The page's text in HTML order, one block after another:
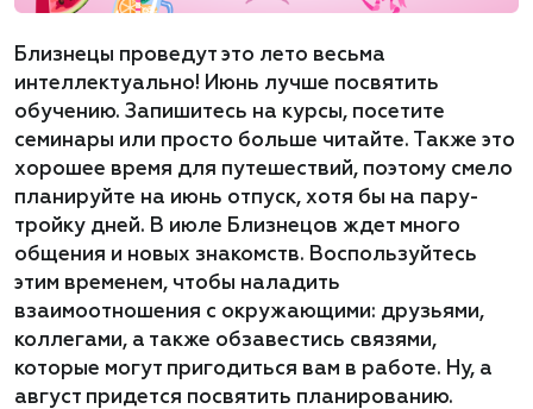
Близнецы проведут это лето весьма
интеллектуально! Июнь лучше посвятить
обучению. Запишитесь на курсы, посетите
семинары или просто больше читайте. Также это
хорошее время для путешествий, поэтому смело
планируйте на июнь отпуск, хотя бы на пару-
тройку дней. В июле Близнецов ждет много
общения и новых знакомств. Воспользуйтесь
этим временем, чтобы наладить
взаимоотношения с окружающими: друзьями,
коллегами, а также обзавестись связями,
которые могут пригодиться вам в работе. Ну, а
август придется посвятить планированию.